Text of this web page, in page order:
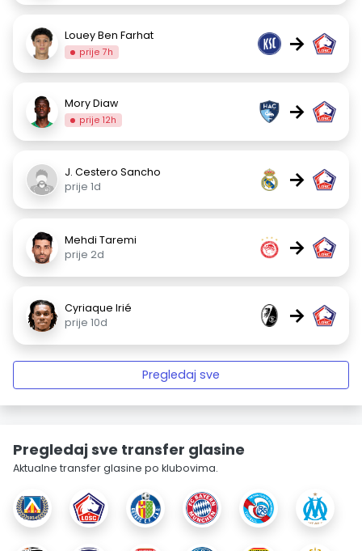
Louey Ben Farhat
prije 7h →
Mory Diaw
prije 12h →
J. Cestero Sancho
prije 1d
→
Mehdi Taremi
prije 2d
→
Cyriaque Irié
prije 10d
→
Pregledaj sve
Pregledaj sve transfer glasine
Aktualne transfer glasine po klubovima.